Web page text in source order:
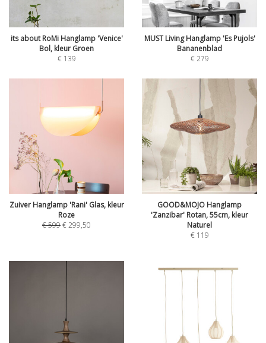
its about RoMi Hanglamp 'Venice'
Bol, kleur Groen
€ 139
MUST Living Hanglamp 'Es Pujols'
Bananenblad
€279
Zuiver Hanglamp 'Rani' Glas, kleur
Roze
€599€299,50
GOOD&MOJO Hanglamp
'Zanzibar' Rotan, 55cm, kleur
Naturel
€ 119